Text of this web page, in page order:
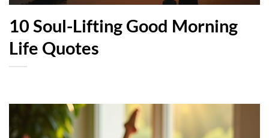
10 Soul-Lifting Good Morning
Life Quotes